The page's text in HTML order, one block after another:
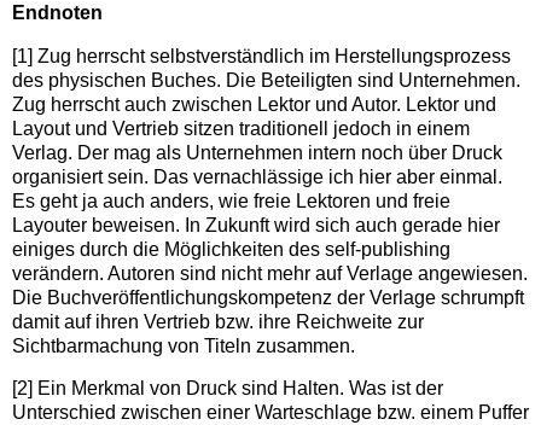
Endnoten
[1] Zug herrscht selbstverständlich im Herstellungsprozess
des physischen Buches. Die Beteiligten sind Unternehmen.
Zug herrscht auch zwischen Lektor und Autor. Lektor und
Layout und Vertrieb sitzen traditionell jedoch in einem
Verlag. Der mag als Unternehmen intern noch über Druck
organisiert sein. Das vernachlässige ich hier aber einmal.
Es geht ja auch anders, wie freie Lektoren und freie
Layouter beweisen. In Zukunft wird sich auch gerade hier
einiges durch die Möglichkeiten des self-publishing
verändern. Autoren sind nicht mehr auf Verlage angewiesen.
Die Buchveröffentlichungskompetenz der Verlage schrumpft
damit auf ihren Vertrieb bzw. ihre Reichweite zur
Sichtbarmachung von Titeln zusammen.
[2] Ein Merkmal von Druck sind Halten. Was ist der
Unterschied zwischen einer Warteschlage bzw. einem Puffer